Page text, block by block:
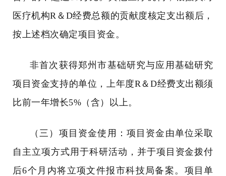
医疗机构R ＆ D经费总额的贡献度核定支出额后，
按上述档次确定项目资金。
非首次获得郑州市基础研究与应用基础研究
项目资金支持的单位，上年度R＆ D经费支出额须
比前一年增长5% （含）以上。
（三）项目资金使用：项目资金由单位采取
自主立项方式用于科研活动，并于项目资金拨付
后6个月内将立项文件报市科技局备案。项目单